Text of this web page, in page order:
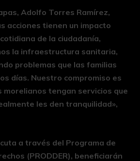
Adolfo Torres Ramírez,
acciones tienen un impacto
de la ciudadanía,
la infraestructura sanitaria,
problemas que las familias
días. Nuestro compromiso es
morelianos tengan servicios que
les den tranquilidad»,
a través del Programa de
(PRODDER), beneficiarán